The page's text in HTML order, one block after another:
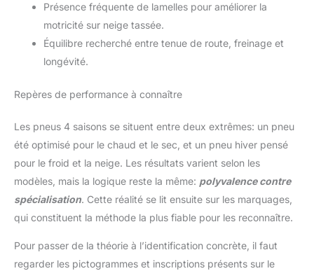
Présence fréquente de lamelles pour améliorer la
motricité sur neige tassée.
Équilibre recherché entre tenue de route, freinage et
longévité.
Repères de performance à connaître
Les pneus 4 saisons se situent entre deux extrêmes: un pneu
été optimisé pour le chaud et le sec, et un pneu hiver pensé
pour le froid et la neige. Les résultats varient selon les
modèles, mais la logique reste la même: polyvalence contre
spécialisation. Cette réalité se lit ensuite sur les marquages,
qui constituent la méthode la plus fiable pour les reconnaître.
Pour passer de la théorie à l’identification concrète, il faut
regarder les pictogrammes et inscriptions présents sur le